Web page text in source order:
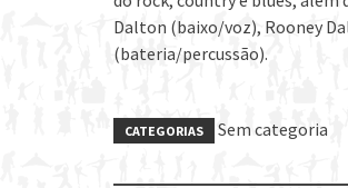
Dalton (baixo/voz), Rooney
(bateria/percussão).
CATEGORIAS Sem categoria